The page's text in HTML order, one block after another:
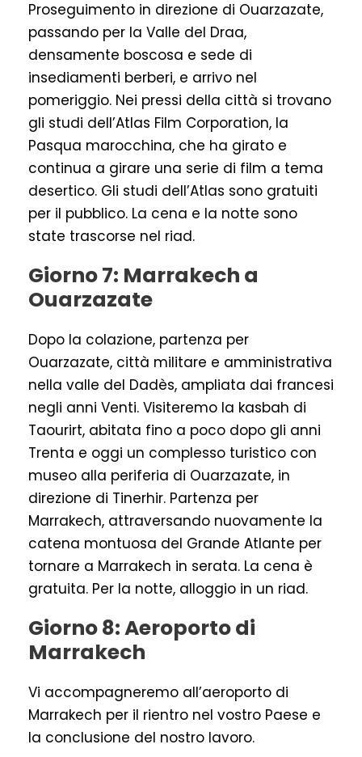
Proseguimento in direzione di Ouarzazate,
passando per la Valle del Draa,
densamente boscosa e sede di
insediamenti berberi, e arrivo nel
pomeriggio. Nei pressi della città si trovano
gli studi dell’Atlas Film Corporation, la
Pasqua marocchina, che ha girato e
continua a girare una serie di film a tema
desertico. Gli studi dell’Atlas sono gratuiti
per il pubblico. La cena e la notte sono
state trascorse nel riad.
Giorno 7: Marrakech a
Ouarzazate
Dopo la colazione, partenza per
Ouarzazate, città militare e amministrativa
nella valle del Dadès, ampliata dai francesi
negli anni Venti. Visiteremo la kasbah di
Taourirt, abitata fino a poco dopo gli anni
Trenta e oggi un complesso turistico con
museo alla periferia di Ouarzazate, in
direzione di Tinerhir. Partenza per
Marrakech, attraversando nuovamente la
catena montuosa del Grande Atlante per
tornare a Marrakech in serata. La cena è
gratuita. Per la notte, alloggio in un riad.
Giorno 8: Aeroporto di
Marrakech
Vi accompagneremo all’aeroporto di
Marrakech per il rientro nel vostro Paese e
la conclusione del nostro lavoro.